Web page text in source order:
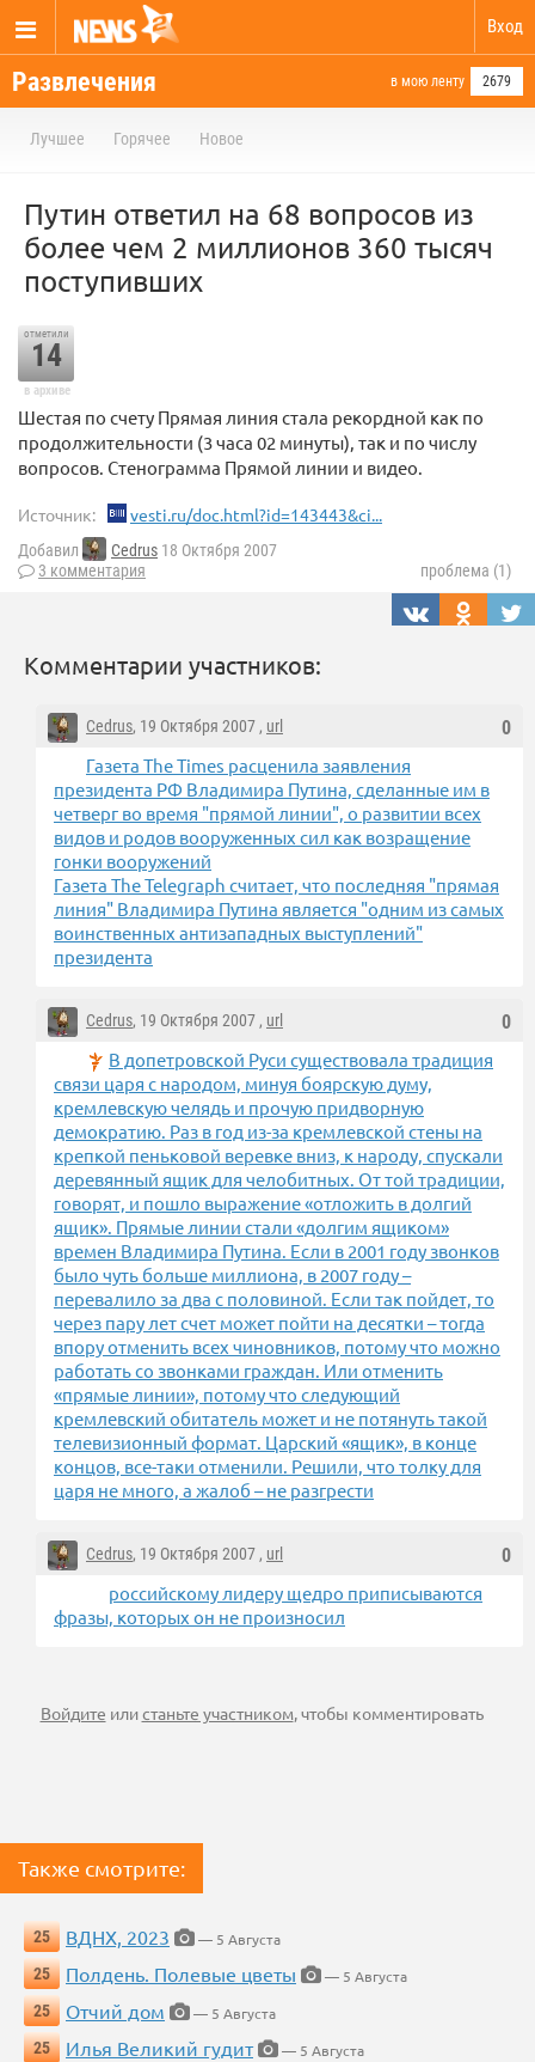
Вход
Развлечения в мою ленту 2679
Лучшее Горячее Новое
Путин ответил на 68 вопросов из
более чем 2 миллионов 360 тысяч
поступивших
отметили
14
в архиве
Шестая по счету Прямая линия стала рекордной как по
продолжительности (3 часа 02 минуты), так и по числу
вопросов. Стенограмма Прямой линии и видео.
Источник: vesti.ru/doc.html?id=143443&ci...
Добавил Cedrus 18 Октября 2007
3 комментария
проблема (1)
Комментарии участников:
0
Cedrus, 19 Октября 2007 , url
Газета The Times расценила заявления
президента РФ Владимира Путина, сделанные им в
четверг во время "прямой линии", о развитии всех
видов и родов вооруженных сил как возращение
гонки вооружений
Газета The Telegraph считает, что последняя "прямая
линия" Владимира Путина является "одним из самых
воинственных антизападных выступлений"
президента
0
Cedrus, 19 Октября 2007 , url
В допетровской Руси существовала традиция
связи царя с народом, минуя боярскую думу,
кремлевскую челядь и прочую придворную
демократию. Раз в год из-за кремлевской стены на
крепкой пеньковой веревке вниз, к народу, спускали
деревянный ящик для челобитных. От той традиции,
говорят, и пошло выражение «отложить в долгий
ящик». Прямые линии стали «долгим ящиком»
времен Владимира Путина. Если в 2001 году звонков
было чуть больше миллиона, в 2007 году –
перевалило за два с половиной. Если так пойдет, то
через пару лет счет может пойти на десятки – тогда
впору отменить всех чиновников, потому что можно
работать со звонками граждан. Или отменить
«прямые линии», потому что следующий
кремлевский обитатель может и не потянуть такой
телевизионный формат. Царский «ящик», в конце
концов, все-таки отменили. Решили, что толку для
царя не много, а жалоб – не разгрести
0
Cedrus, 19 Октября 2007 , url
российскому лидеру щедро приписываются
фразы, которых он не произносил
Войдите илистаньте участником, чтобы комментировать
Также смотрите:
25 ВДНХ, 2023
— 5 Августа
25
Полдень. Полевые цветы
— 5 Августа
25
Отчий дом
— 5 Августа
25
Илья Великий гудит
— 5 Августа